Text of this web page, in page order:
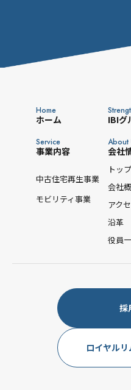
Home
ホーム
Service
事業内容
中古住宅再生事業
モビリティ事業
IBIグ
About
会社
トッ
会社
アク
沿革
役員
採
ロイヤル